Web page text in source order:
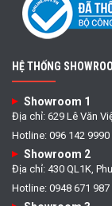
HỆ THỐNG
Showroom 1
Địa chỉ: 629 Lê Văn
Hotline: 096 142
Showroom 2
Địa chỉ: 430 QL1K,
Hotline: 0948 671